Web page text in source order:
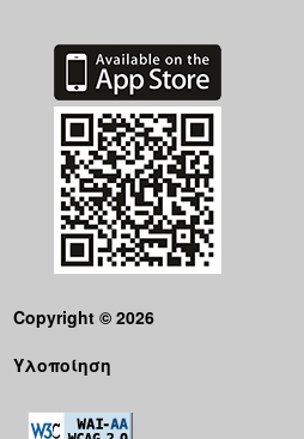
Copyright © 2026
Υλοποίηση